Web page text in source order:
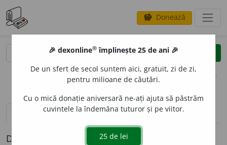
savings Donează
clear
opțiuni
definiții (1)
Definiția cu ID-ul 52582:
🎉 dexonline® împlinește 25 de ani 🎉
De un sfert de secol suntem aici, gratuit, zi de zi,
pentru milioane de căutări.
Cu o mică donație aniversară ne-ați ajuta să păstrăm
cuvintele la îndemâna tuturor și pe viitor.